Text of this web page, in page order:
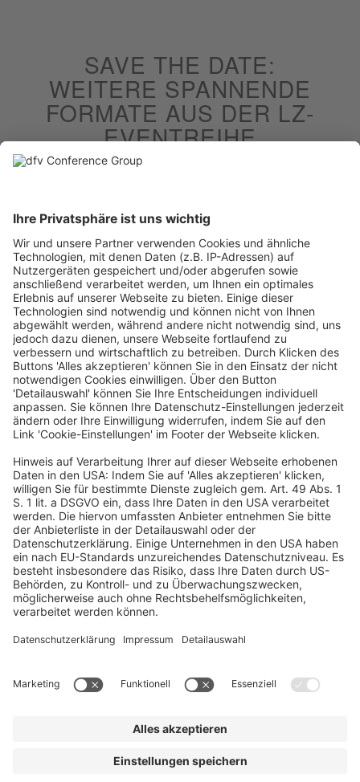
SAVE THE DATE:
WEITERE SPANNENDE
FORMATE AUS DER LZ-
EVENTREIHE
über Performance, Architektur und Vermarktungsstrategien ihrer
Handelsmarken.
DER Treffpunkt der Getränkebranche.
Für starke Köpfe, die die Branche nicht nur begleiten, sondern
aktiv mitgestalten wollen.
Eine Veranstaltung von
© dfv Conference Group GmbH